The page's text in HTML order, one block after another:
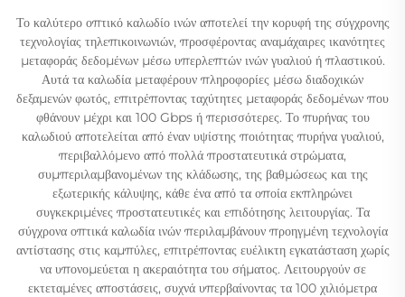
Το καλύτερο οπτικό καλωδίο ινών αποτελεί την κορυφή της σύγχρονης
τεχνολογίας τηλεπικοινωνιών, προσφέροντας αναμάχαιρες ικανότητες
μεταφοράς δεδομένων μέσω υπερλεπτών ινών γυαλιού ή πλαστικού.
Αυτά τα καλωδία μεταφέρουν πληροφορίες μέσω διαδοχικών
δεξαμενών φωτός, επιτρέποντας ταχύτητες μεταφοράς δεδομένων που
φθάνουν μέχρι και 100 Gbps ή περισσότερες. Το πυρήνας του
καλωδιού αποτελείται από έναν υψίστης ποιότητας πυρήνα γυαλιού,
περιβαλλόμενο από πολλά προστατευτικά στρώματα,
συμπεριλαμβανομένων της κλάδωσης, της βαθμώσεως και της
εξωτερικής κάλυψης, κάθε ένα από τα οποία εκπληρώνει
συγκεκριμένες προστατευτικές και επιδότησης λειτουργίας. Τα
σύγχρονα οπτικά καλωδία ινών περιλαμβάνουν προηγμένη τεχνολογία
αντίστασης στις καμπύλες, επιτρέποντας ευέλικτη εγκατάσταση χωρίς
να υπονομεύεται η ακεραιότητα του σήματος. Λειτουργούν σε
εκτεταμένες αποστάσεις, συχνά υπερβαίνοντας τα 100 χιλιόμετρα